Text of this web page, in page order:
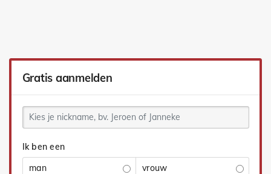
Gratis aanmelden
Ik ben een
man
vrouw